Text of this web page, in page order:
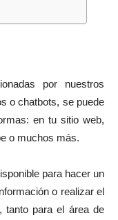
por nuestros
o chatbots, se puede
en tu sitio web,
o muchos más.
para hacer un
o realizar el
, tanto para el área de